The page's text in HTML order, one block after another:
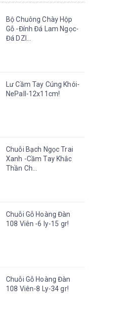
Bộ Chuông Chày Hộp
Gỗ -Đính Đá Lam Ngọc-
Đá DZI...
Lư Cầm Tay Cúng Khói-
NePall-12x11cm!
Chuỗi Bạch Ngọc Trai
Xanh -Cầm Tay Khắc
Thần Ch...
Chuỗi Gỗ Hoàng Đàn
108 Viên -6 ly-15 gr!
Chuỗi Gỗ Hoàng Đàn
108 Viên-8 Ly-34 gr!